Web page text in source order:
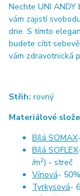
Nechte UNI
vám zajistí
dne. S tímto
budete cítit
vám zdravotnická
Střih: rovný
Materiálové
Bílá SOMAX
Bílá SOFLEX
/m2) - streč
Vínová-
Tyrkysová-